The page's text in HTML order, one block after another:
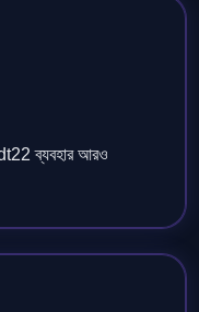
ব্যবহার আরও